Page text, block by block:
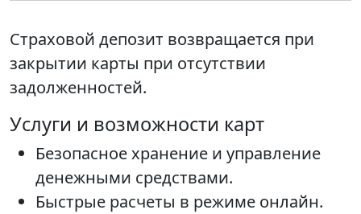
Страховой депозит возвращается при
закрытии карты при отсутствии
задолженностей.
Услуги и возможности карт
Безопасное хранение и управление
денежными средствами.
Быстрые расчеты в режиме онлайн.